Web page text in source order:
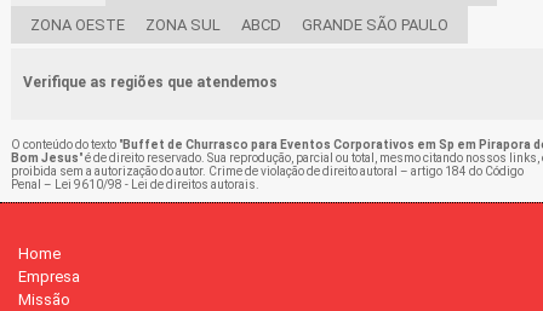
ZONA OESTE ZONA SUL ABCD GRANDE SÃO PAULO
Verifique as regiões que atendemos
O conteúdo do texto "Buffet de Churrasco para Eventos Corporativos em Sp em Pirapora
Bom Jesus" é de direito reservado. Sua reprodução, parcial ou total, mesmo citando nossos links,
proibida sem a autorização do autor. Crime de violação de direito autoral – artigo 184 do Código
Penal –
Lei 9610/98 - Lei de direitos autorais
Home
Empresa
Missão